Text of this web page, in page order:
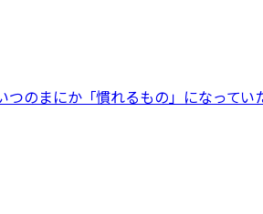
つのまにか「慣れるもの」になってい